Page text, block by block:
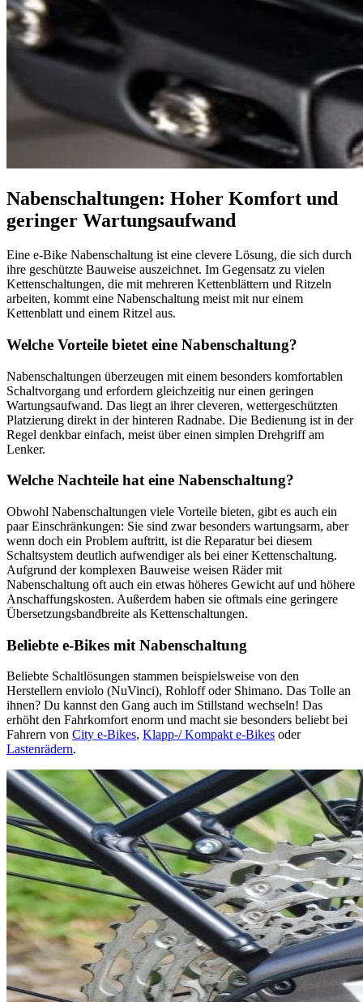
Nabenschaltungen: Hoher Komfort und
geringer Wartungsaufwand
Eine e-Bike Nabenschaltung ist eine clevere Lösung, die sich durch
ihre geschützte Bauweise auszeichnet. Im Gegensatz zu vielen
Kettenschaltungen, die mit mehreren Kettenblättern und Ritzeln
arbeiten, kommt eine Nabenschaltung meist mit nur einem
Kettenblatt und einem Ritzel aus.
Welche Vorteile bietet eine Nabenschaltung?
Nabenschaltungen überzeugen mit einem besonders komfortablen
Schaltvorgang und erfordern gleichzeitig nur einen geringen
Wartungsaufwand. Das liegt an ihrer cleveren, wettergeschützten
Platzierung direkt in der hinteren Radnabe. Die Bedienung ist in der
Regel denkbar einfach, meist über einen simplen Drehgriff am
Lenker.
Welche Nachteile hat eine Nabenschaltung?
Obwohl Nabenschaltungen viele Vorteile bieten, gibt es auch ein
paar Einschränkungen: Sie sind zwar besonders wartungsarm, aber
wenn doch ein Problem auftritt, ist die Reparatur bei diesem
Schaltsystem deutlich aufwendiger als bei einer Kettenschaltung.
Aufgrund der komplexen Bauweise weisen Räder mit
Nabenschaltung oft auch ein etwas höheres Gewicht auf und höhere
Anschaffungskosten. Außerdem haben sie oftmals eine geringere
Übersetzungsbandbreite als Kettenschaltungen.
Beliebte e-Bikes mit Nabenschaltung
Beliebte Schaltlösungen stammen beispielsweise von den
Herstellern enviolo (NuVinci), Rohloff oder Shimano. Das Tolle an
ihnen? Du kannst den Gang auch im Stillstand wechseln! Das
erhöht den Fahrkomfort enorm und macht sie besonders beliebt bei
Fahrern von City e-Bikes, Klapp-/ Kompakt e-Bikes oder
Lastenrädern.